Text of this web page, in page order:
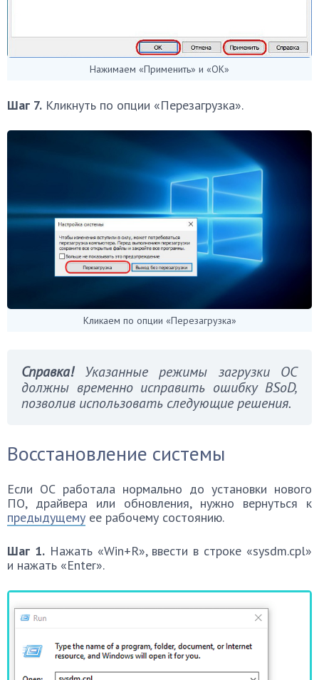
Нажимаем «Применить» и «OK»
Шаг 7. Кликнуть по опции «Перезагрузка».
Кликаем по опции «Перезагрузка»
Справка! Указанные режимы загрузки ОС
должны временно исправить ошибку BSoD,
позволив использовать следующие решения.
Восстановление системы
Если ОС работала нормально до установки нового
ПО, драйвера или обновления, нужно вернуться к
предыдущему ее рабочему состоянию.
Шаг 1.Нажать «Win+R», ввести в строке «sysdm.cpl»
и нажать «Enter».